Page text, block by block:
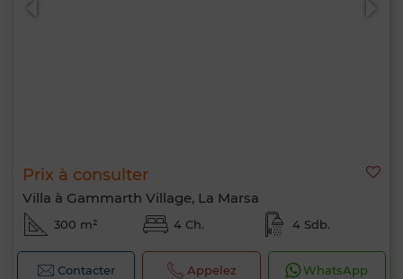
Prix à consulter
Villa à Gammarth Village, La Marsa
300 m² 4 Ch. 4 Sdb.
Contacter Appelez WhatsApp